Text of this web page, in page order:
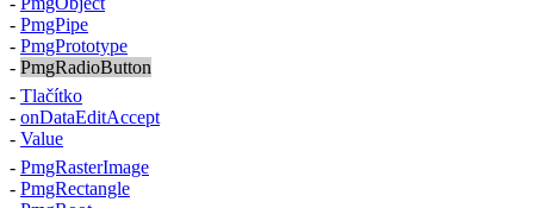
- PmgPipe
- PmgPrototype
- PmgRadioButton
- Tlačítko
- onDataEditAccept
- Value
- PmgRasterImage
- PmgRectangle